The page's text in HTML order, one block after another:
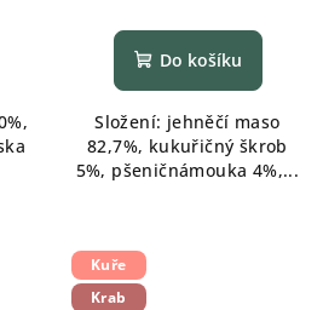
Do košíku
Složení: jehněčí maso
82,7%, kukuřičný škrob
5%, pšeničnámouka 4%,...
Kuře
Krab